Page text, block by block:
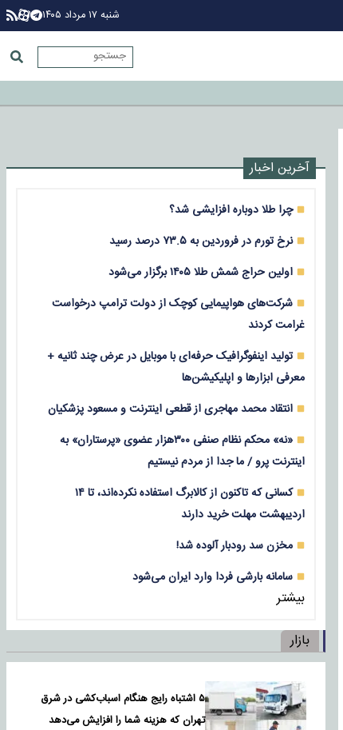
شنبه ۱۷ مرداد ۱۴۰۵
آخرین اخبار
چرا طلا دوباره افزایشی شد؟
نرخ تورم در فروردین به ۷۳.۵ درصد رسید
اولین حراج شمش طلا ۱۴۰۵ برگزار می‌شود
شرکت‌های هواپیمایی کوچک از دولت ترامپ درخواست
غرامت کردند
تولید اینفوگرافیک حرفه‌ای با موبایل در عرض چند ثانیه +
معرفی ابزارها و اپلیکیشن‌ها
انتقاد محمد مهاجری از قطعی اینترنت و مسعود پزشکیان
«نه» محکم نظام صنفی ۳۰۰هزار عضوی «پرستاران» به
اینترنت پرو / ما جدا از مردم نیستیم
کسانی که تاکنون از کالابرگ استفاده نکرده‌اند، تا ۱۴
اردیبهشت مهلت خرید دارند
مخزن سد رودبار آلوده شد!
سامانه بارشی فردا وارد ایران می‌شود
بیشتر
بازار
۵ اشتباه رایج هنگام اسباب‌کشی در شرق
تهران که هزینه شما را افزایش می‌دهد